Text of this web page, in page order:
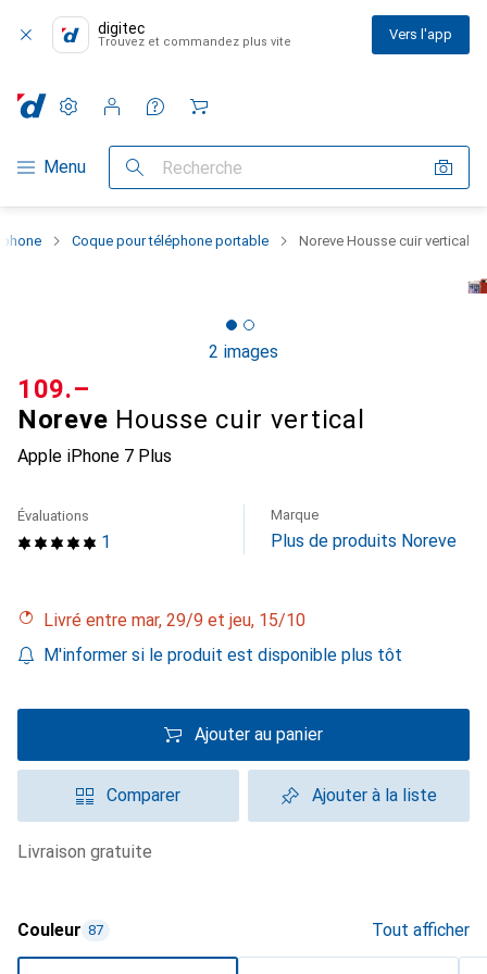
digitec
Trouvez et commandez plus vite Vers l'app
Navigation par catégorie
Menu Recherche
Paramètres
Compte client
Listes de comparaison
Listes d'envies
Panier
Coque pour téléphone portable Noreve Housse cuir vertical
2 images
Noreve Housse cuir vertical
Apple iPhone 7 Plus
CHF
109.–
1
Évaluations Marque
Plus de produits Noreve
Livré entre mar, 29/9 et jeu, 15/10
M'informer si le produit est disponible plus tôt
Ajouter au panier
Comparer Ajouter à la liste
livraison gratuite
Couleur 87 Tout afficher